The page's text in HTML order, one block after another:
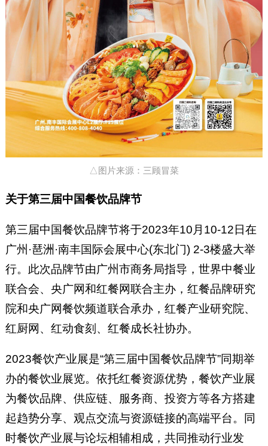
△图片来源：三顾冒菜
关于第三届中国餐饮品牌节
第三届中国餐饮品牌节将于2023年10月10-12日在
广州·琶洲·南丰国际会展中心(东北门) 2-3楼盛大举
行。此次品牌节由广州市商务局指导，世界中餐业
联合会、央广网和红餐网联合主办，红餐品牌研究
院和央广网餐饮频道联合承办，红餐产业研究院、
红厨网、红动食刻、红餐成长社协办。
2023餐饮产业展是“第三届中国餐饮品牌节”同期举
办的餐饮业展览。依托红餐资源优势，餐饮产业展
为餐饮品牌、供应链、服务商、投资方等各方搭建
起趋势分享、观点交流与资源链接的高端平台。同
时餐饮产业展与论坛相辅相成，共同推动行业发